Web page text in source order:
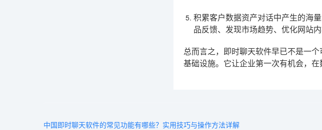
积累客户数据资产对话中产生的海
品反馈、发现市场趋势、优化网站
总而言之，即时聊天软件早已不是一
基础设施。它让企业第一次有机会，在
中国即时聊天软件的常见功能有哪些？实用技巧与操作方法详解